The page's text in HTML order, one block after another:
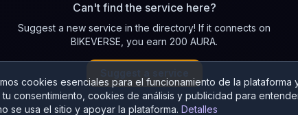
cookies esenciales para el funcionamiento de la plataforma
tu consentimiento, cookies de análisis y publicidad para
se usa el sitio y apoyar la plataforma. Detalles
Can't find the service here?
Suggest a new service in the directory! If it connects on
BIKEVERSE, you earn 200 AURA.